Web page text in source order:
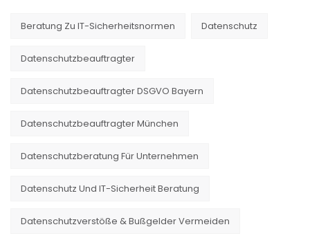
Beratung Zu IT-Sicherheitsnormen Datenschutz
Datenschutzbeauftragter
Datenschutzbeauftragter DSGVO Bayern
Datenschutzbeauftragter München
Datenschutzberatung Für Unternehmen
Datenschutz Und IT-Sicherheit Beratung
Datenschutzverstöße & Bußgelder Vermeiden